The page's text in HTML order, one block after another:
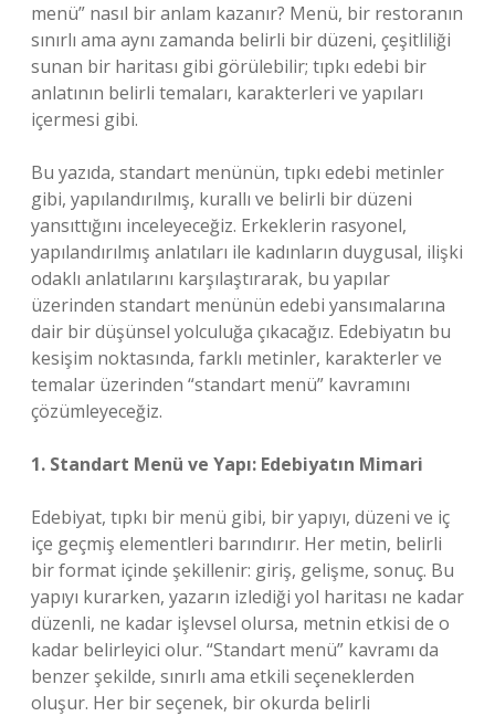
menü” nasıl bir anlam kazanır? Menü, bir restoranın
sınırlı ama aynı zamanda belirli bir düzeni, çeşitliliği
sunan bir haritası gibi görülebilir; tıpkı edebi bir
anlatının belirli temaları, karakterleri ve yapıları
içermesi gibi.
Bu yazıda, standart menünün, tıpkı edebi metinler
gibi, yapılandırılmış, kurallı ve belirli bir düzeni
yansıttığını inceleyeceğiz. Erkeklerin rasyonel,
yapılandırılmış anlatıları ile kadınların duygusal, ilişki
odaklı anlatılarını karşılaştırarak, bu yapılar
üzerinden standart menünün edebi yansımalarına
dair bir düşünsel yolculuğa çıkacağız. Edebiyatın bu
kesişim noktasında, farklı metinler, karakterler ve
temalar üzerinden “standart menü” kavramını
çözümleyeceğiz.
1. Standart Menü ve Yapı: Edebiyatın Mimari
Edebiyat, tıpkı bir menü gibi, bir yapıyı, düzeni ve iç
içe geçmiş elementleri barındırır. Her metin, belirli
bir format içinde şekillenir: giriş, gelişme, sonuç. Bu
yapıyı kurarken, yazarın izlediği yol haritası ne kadar
düzenli, ne kadar işlevsel olursa, metnin etkisi de o
kadar belirleyici olur. “Standart menü” kavramı da
benzer şekilde, sınırlı ama etkili seçeneklerden
oluşur. Her bir seçenek, bir okurda belirli